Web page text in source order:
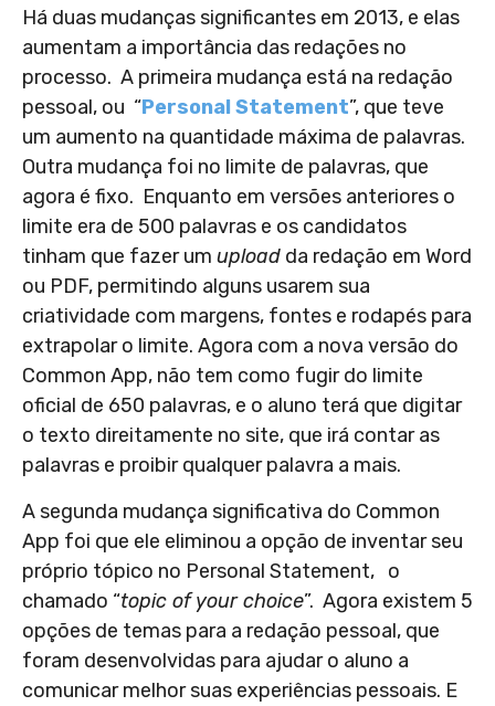
Há duas mudanças significantes em 2013, e elas
aumentam a importância das redações no
processo. A primeira mudança está na redação
pessoal, ou “Personal Statement”, que teve
um aumento na quantidade máxima de palavras.
Outra mudança foi no limite de palavras, que
agora é fixo. Enquanto em versões anteriores o
limite era de 500 palavras e os candidatos
tinham que fazer um upload da redação em Word
ou PDF, permitindo alguns usarem sua
criatividade com margens, fontes e rodapés para
extrapolar o limite. Agora com a nova versão do
Common App, não tem como fugir do limite
oficial de 650 palavras, e o aluno terá que digitar
o texto direitamente no site, que irá contar as
palavras e proibir qualquer palavra a mais.
A segunda mudança significativa do Common
App foi que ele eliminou a opção de inventar seu
próprio tópico no Personal Statement, o
chamado “topic of your choice”. Agora existem 5
opções de temas para a redação pessoal, que
foram desenvolvidas para ajudar o aluno a
comunicar melhor suas experiências pessoais. E